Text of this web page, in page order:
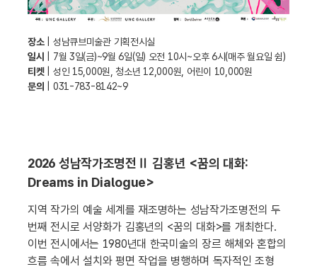
장소
| 성남큐브미술관 기획전시실
일시
| 7월 3일(금)~9월 6일(일) 오전 10시~오후 6시(매주 월요일 쉼)
티켓
| 성인 15,000원, 청소년 12,000원, 어린이 10,000원
문의
| 031-783-8142~9
2026 성남작가조명전Ⅱ 김홍년 <꿈의 대화:
Dreams in Dialogue>
지역 작가의 예술 세계를 재조명하는 성남작가조명전의 두
번째 전시로 서양화가 김홍년의 <꿈의 대화>를 개최한다.
이번 전시에서는 1980년대 한국미술의 장르 해체와 혼합의
흐름 속에서 설치와 평면 작업을 병행하며 독자적인 조형